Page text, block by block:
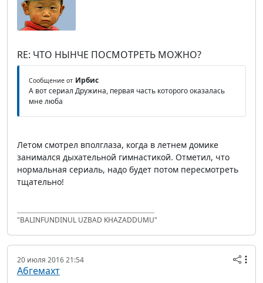
RE: ЧТО НЫНЧЕ ПОСМОТРЕТЬ МОЖНО?
Сообщение от Ирбис
А вот сериал Дружина, первая часть которого оказалась
мне люба
Летом смотрел вполглаза, когда в летнем домике
занимался дыхательной гимнастикой. Отметил, что
нормальная сериаль, надо будет потом пересмотреть
тщательно!
"BALINFUNDINUL UZBAD KHAZADDUMU"
20 июля 2016 21:54
Абгемахт